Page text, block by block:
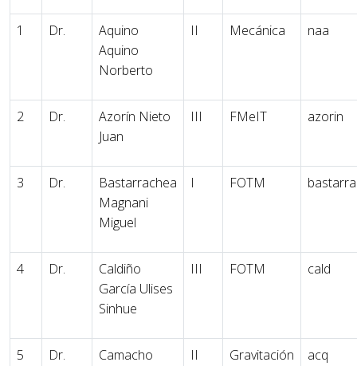
1 Dr.
Aquino
Aquino
Norberto
II Mecánica naa
2 Dr.
Azorín Nieto
Juan
III FMeIT azorin
3 Dr.
Bastarrachea
Magnani
Miguel
I FOTM
4 Dr.
Caldiño
García Ulises
Sinhue
III FOTM cald
5 Dr.
Camacho
II Gravitación acq